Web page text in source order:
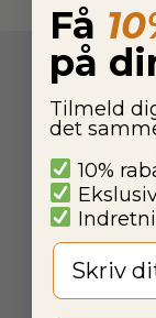
Få
på
Tilmeld
det
10%
Fornavn